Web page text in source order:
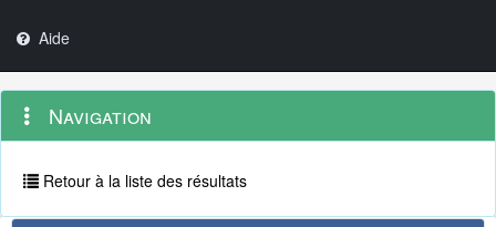
Aide
Navigation
outils
Menu
contextuel
Navigation
Retour à la liste des résultats